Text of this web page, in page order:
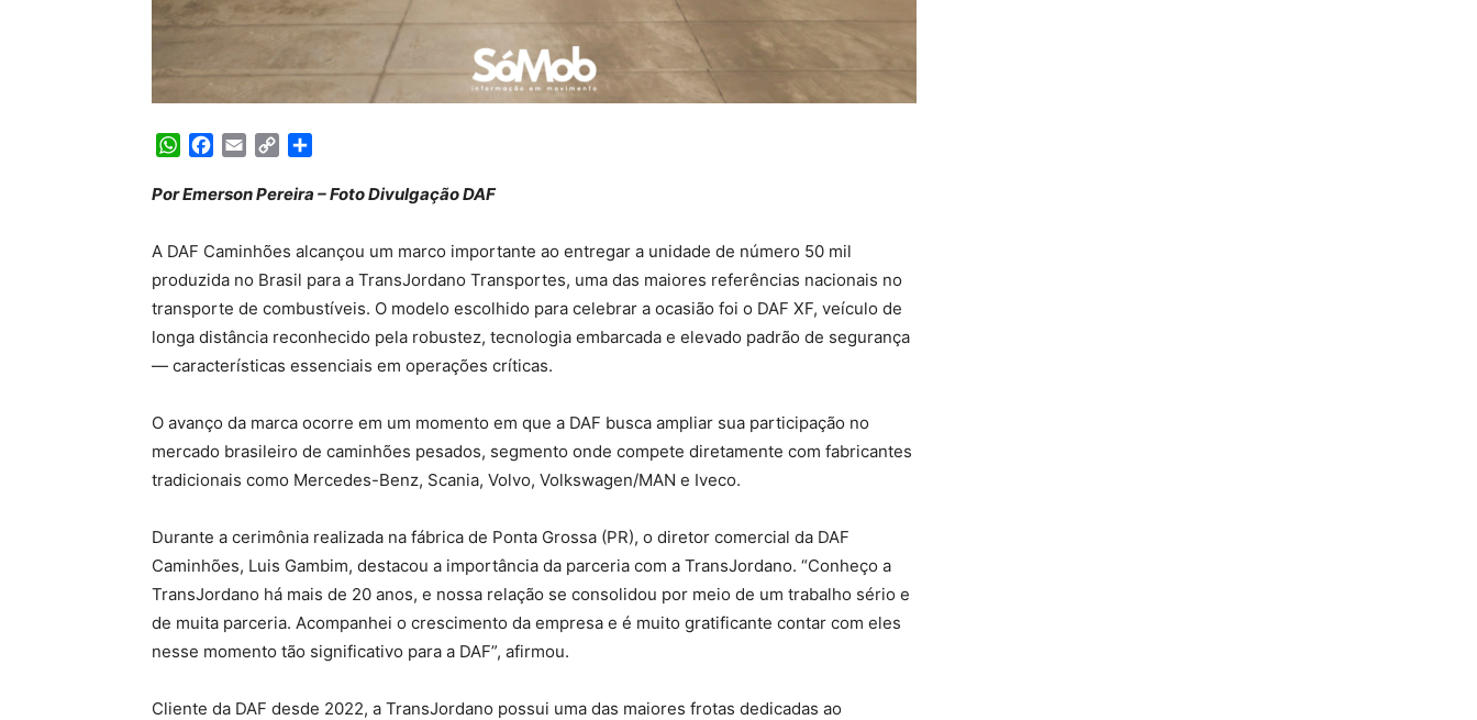
WhatsApp
Facebook
Email Copy
Por Emerson Pereira – Foto Divulgação DAF
A DAF Caminhões alcançou um marco importante ao entregar a unidade de número 50 mil
produzida no Brasil para a TransJordano Transportes, uma das maiores referências nacionais no
transporte de combustíveis. O modelo escolhido para celebrar a ocasião foi o DAF XF, veículo de
longa distância reconhecido pela robustez, tecnologia embarcada e elevado padrão de segurança
— características essenciais em operações críticas.
O avanço da marca ocorre em um momento em que a DAF busca ampliar sua participação no
mercado brasileiro de caminhões pesados, segmento onde compete diretamente com fabricantes
tradicionais como Mercedes-Benz, Scania, Volvo, Volkswagen/MAN e Iveco.
Durante a cerimônia realizada na fábrica de Ponta Grossa (PR), o diretor comercial da DAF
Caminhões, Luis Gambim, destacou a importância da parceria com a TransJordano. “Conheço a
TransJordano há mais de 20 anos, e nossa relação se consolidou por meio de um trabalho sério e
de muita parceria. Acompanhei o crescimento da empresa e é muito gratificante contar com eles
nesse momento tão significativo para a DAF”, afirmou.
Cliente da DAF desde 2022, a TransJordano possui uma das maiores frotas dedicadas ao